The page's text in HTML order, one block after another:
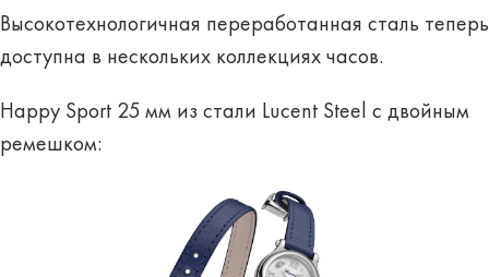
Высокотехнологичная переработанная сталь теперь
доступна в нескольких коллекциях часов.
Happy Sport 25 мм из стали Lucent Steel с двойным
ремешком: